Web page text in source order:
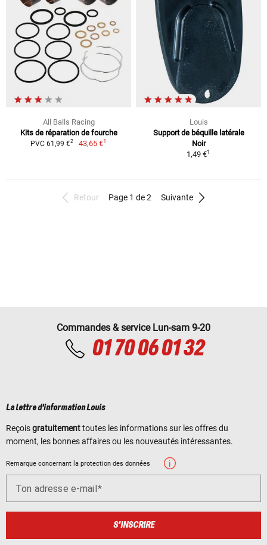
All Balls Racing
Kits de réparation de fourche
PVC 61,99 €2 43,65 €1
Louis
Support de béquille latérale
Noir
1,49 €1
Retour Page 1 de 2 Suivante
Commandes & service Lun-sam 9-20
01 70 06 01 32
La lettre d'information Louis
Reçoisgratuitementtoutes les informations sur les offres du
moment, les bonnes affaires ou les nouveautés intéressantes.
Remarque concernant la protection des données
Ton adresse e-mail
S'INSCRIRE